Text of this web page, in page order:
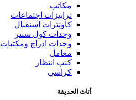
مكاتب
ترابيزات اجتماعات
كاونترات استقبال
وحدات كول سنتر
وحدات ادراج ومكتبات
معامل
كنب انتظار
كراسي
أثاث الحديقة